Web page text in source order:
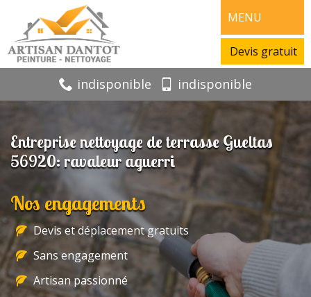
MENU
Devis gratuit
indisponible indisponible
Entreprise nettoyage de terrasse Gueltas
56920: ravaleur aguerri
Nos engagements
Devis et déplacement gratuits
Sans engagement
Artisan passionné